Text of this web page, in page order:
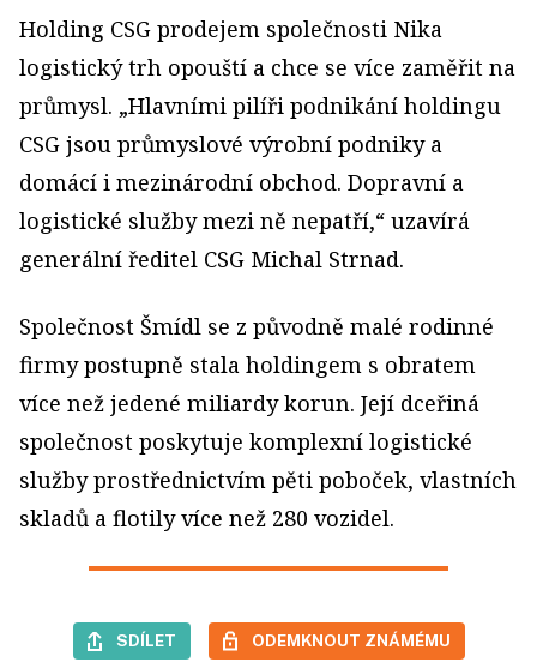
Holding CSG prodejem společnosti Nika
logistický trh opouští a chce se více zaměřit na
průmysl. „Hlavními pilíři podnikání holdingu
CSG jsou průmyslové výrobní podniky a
domácí i mezinárodní obchod. Dopravní a
logistické služby mezi ně nepatří,“ uzavírá
generální ředitel CSG Michal Strnad.
Společnost Šmídl se z původně malé rodinné
firmy postupně stala holdingem s obratem
více než jedené miliardy korun. Její dceřiná
společnost poskytuje komplexní logistické
služby prostřednictvím pěti poboček, vlastních
skladů a flotily více než 280 vozidel.
SDÍLET ODEMKNOUT ZNÁMÉMU